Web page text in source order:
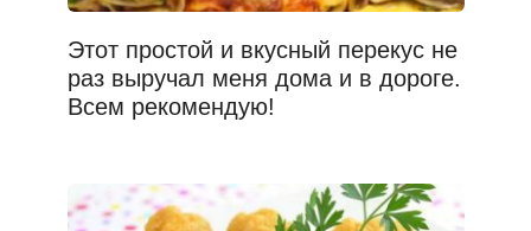
Этот простой и вкусный перекус не
раз выручал меня дома и в дороге.
Всем рекомендую!